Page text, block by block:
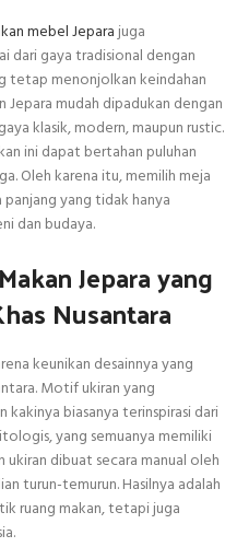
mebel Jeparajuga
dari gaya tradisional dengan
tetap menonjolkan keindahan
Jepara mudah dipadukan dengan
klasik, modern, maupun rustic.
ini dapat bertahan puluhan
Oleh karena itu, memilih meja
panjang yang tidak hanya
dan budaya.
Jepara yang
Nusantara
keunikan desainnya yang
Motif ukiran yang
biasanya terinspirasi dari
yang semuanya memiliki
dibuat secara manual oleh
turun-temurun. Hasilnya adalah
ruang makan, tetapi juga